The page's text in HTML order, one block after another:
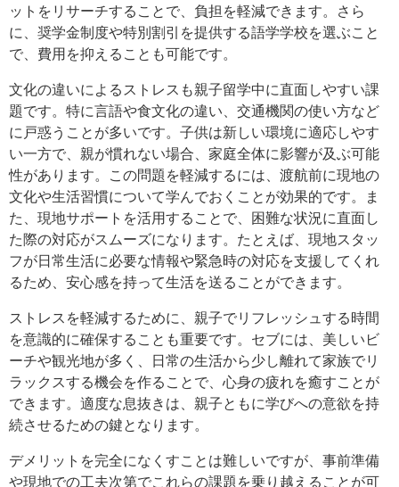
ットをリサーチすることで、負担を軽減できます。さら
に、奨学金制度や特別割引を提供する語学学校を選ぶこと
で、費用を抑えることも可能です。
文化の違いによるストレスも親子留学中に直面しやすい課
題です。特に言語や食文化の違い、交通機関の使い方など
に戸惑うことが多いです。子供は新しい環境に適応しやす
い一方で、親が慣れない場合、家庭全体に影響が及ぶ可能
性があります。この問題を軽減するには、渡航前に現地の
文化や生活習慣について学んでおくことが効果的です。ま
た、現地サポートを活用することで、困難な状況に直面し
た際の対応がスムーズになります。たとえば、現地スタッ
フが日常生活に必要な情報や緊急時の対応を支援してくれ
るため、安心感を持って生活を送ることができます。
ストレスを軽減するために、親子でリフレッシュする時間
を意識的に確保することも重要です。セブには、美しいビ
ーチや観光地が多く、日常の生活から少し離れて家族でリ
ラックスする機会を作ることで、心身の疲れを癒すことが
できます。適度な息抜きは、親子ともに学びへの意欲を持
続させるための鍵となります。
デメリットを完全になくすことは難しいですが、事前準備
や現地での工夫次第でこれらの課題を乗り越えることが可